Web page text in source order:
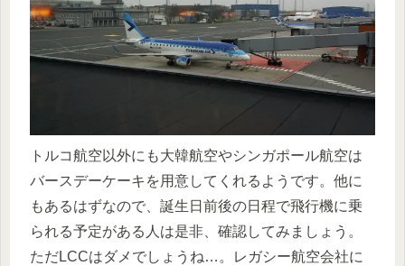
トルコ航空以外にも大韓航空やシンガポール航空は
バースデーケーキを用意してくれるようです。他に
もあるはずなので、誕生日前後の日程で飛行機に乗
られる予定がある人は是非、確認してみましょう。
ただLCCはダメでしょうね…。レガシー航空会社に